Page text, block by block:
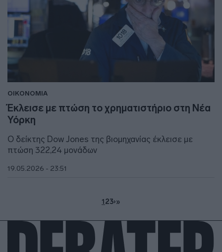
ΟΙΚΟΝΟΜΙΑ
Έκλεισε με πτώση το χρηματιστήριο στη Νέα
Υόρκη
Ο δείκτης Dow Jones της βιομηχανίας έκλεισε με
πτώση 322,24 μονάδων
19.05.2026 - 23:51
123›»